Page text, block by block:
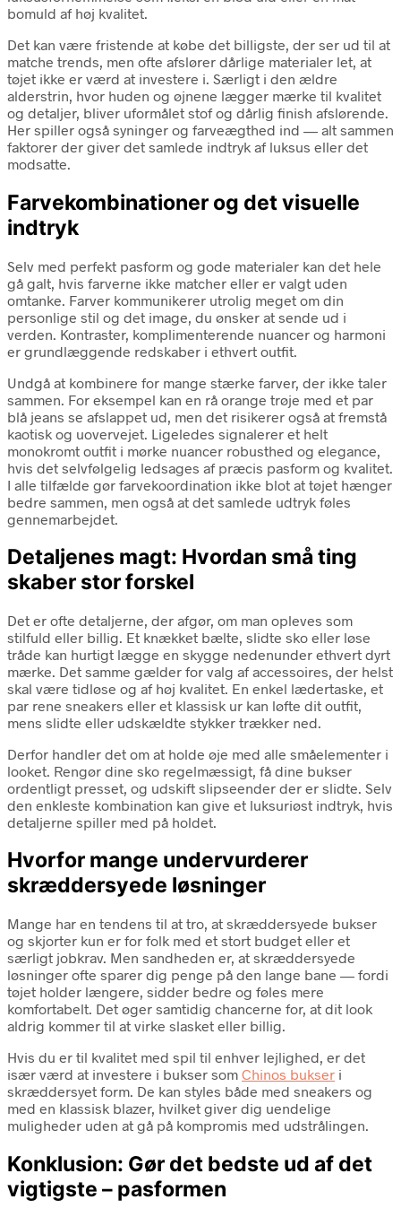
bomuld af høj kvalitet.
Det kan være fristende at købe det billigste, der ser ud til at
matche trends, men ofte afslører dårlige materialer let, at
tøjet ikke er værd at investere i. Særligt i den ældre
alderstrin, hvor huden og øjnene lægger mærke til kvalitet
og detaljer, bliver uformålet stof og dårlig finish afslørende.
Her spiller også syninger og farveægthed ind — alt sammen
faktorer der giver det samlede indtryk af luksus eller det
modsatte.
Farvekombinationer og det visuelle
indtryk
Selv med perfekt pasform og gode materialer kan det hele
gå galt, hvis farverne ikke matcher eller er valgt uden
omtanke. Farver kommunikerer utrolig meget om din
personlige stil og det image, du ønsker at sende ud i
verden. Kontraster, komplimenterende nuancer og harmoni
er grundlæggende redskaber i ethvert outfit.
Undgå at kombinere for mange stærke farver, der ikke taler
sammen. For eksempel kan en rå orange trøje med et par
blå jeans se afslappet ud, men det risikerer også at fremstå
kaotisk og uovervejet. Ligeledes signalerer et helt
monokromt outfit i mørke nuancer robusthed og elegance,
hvis det selvfølgelig ledsages af præcis pasform og kvalitet.
I alle tilfælde gør farvekoordination ikke blot at tøjet hænger
bedre sammen, men også at det samlede udtryk føles
gennemarbejdet.
Detaljenes magt: Hvordan små ting
skaber stor forskel
Det er ofte detaljerne, der afgør, om man opleves som
stilfuld eller billig. Et knækket bælte, slidte sko eller løse
tråde kan hurtigt lægge en skygge nedenunder ethvert dyrt
mærke. Det samme gælder for valg af accessoires, der helst
skal være tidløse og af høj kvalitet. En enkel lædertaske, et
par rene sneakers eller et klassisk ur kan løfte dit outfit,
mens slidte eller udskældte stykker trækker ned.
Derfor handler det om at holde øje med alle småelementer i
looket. Rengør dine sko regelmæssigt, få dine bukser
ordentligt presset, og udskift slipseender der er slidte. Selv
den enkleste kombination kan give et luksuriøst indtryk, hvis
detaljerne spiller med på holdet.
Hvorfor mange undervurderer
skræddersyede løsninger
Mange har en tendens til at tro, at skræddersyede bukser
og skjorter kun er for folk med et stort budget eller et
særligt jobkrav. Men sandheden er, at skræddersyede
løsninger ofte sparer dig penge på den lange bane — fordi
tøjet holder længere, sidder bedre og føles mere
komfortabelt. Det øger samtidig chancerne for, at dit look
aldrig kommer til at virke slasket eller billig.
Hvis du er til kvalitet med spil til enhver lejlighed, er det
især værd at investere i bukser som Chinos bukser i
skræddersyet form. De kan styles både med sneakers og
med en klassisk blazer, hvilket giver dig uendelige
muligheder uden at gå på kompromis med udstrålingen.
Konklusion: Gør det bedste ud af det
vigtigste – pasformen